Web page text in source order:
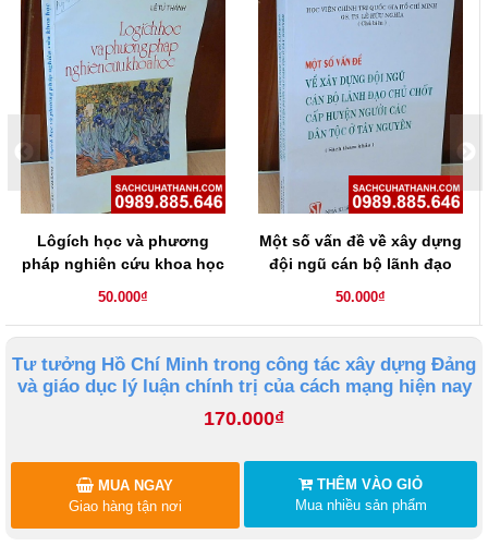
Lôgích học và phương
pháp nghiên cứu khoa học
50.000₫
Một số vấn đề về xây dựng
đội ngũ cán bộ lãnh đạo
chủ chốt cấp huyện người
50.000₫
Tư tưởng Hồ Chí Minh trong công tác xây dựng Đảng
và giáo dục lý luận chính trị của cách mạng hiện nay
170.000₫
THÊM VÀO GIỎ
Mua nhiều sản phẩm
MUA NGAY
Giao hàng tận nơi